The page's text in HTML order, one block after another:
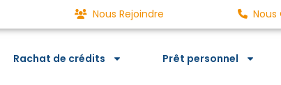
Nous Rejoindre
Rachat de crédits Prêt personnel